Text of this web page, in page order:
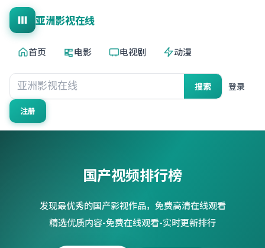
亚洲影视在线
首页 电影 电视剧 动漫
搜索 登录
注册
国产视频排行榜
发现最优秀的国产影视作品，免费高清在线观看
精选优质内容-免费在线观看-实时更新排行